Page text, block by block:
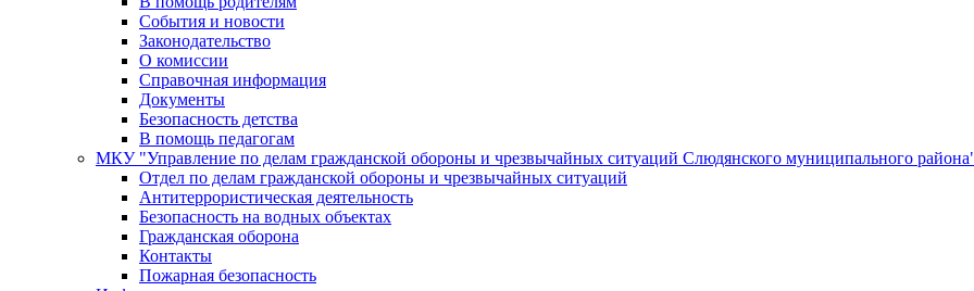
События и новости
Законодательство
О комиссии
Справочная информация
Документы
Безопасность детства
В помощь педагогам
МКУ "Управление по делам гражданской обороны и чрезвычайных ситуаций Слюдянского муниципального
Отдел по делам гражданской обороны и чрезвычайных ситуаций
Антитеррористическая деятельность
Безопасность на водных объектах
Гражданская оборона
Контакты
Пожарная безопасность